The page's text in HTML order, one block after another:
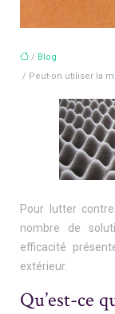
/ Blog
/ Peut-on utiliser la
Pour lutter
nombre de
efficacité
extérieur.
Qu’est-ce